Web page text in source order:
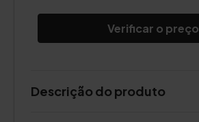
Verificar o preço
Descrição do produto